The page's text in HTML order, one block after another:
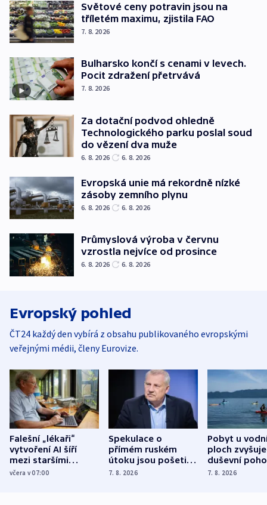
Světové ceny potravin jsou na
tříletém maximu, zjistila FAO
7. 8. 2026
Bulharsko končí s cenami v levech.
Pocit zdražení přetrvává
7. 8. 2026
Za dotační podvod ohledně
Technologického parku poslal soud
do vězení dva muže
6. 8. 2026 6. 8. 2026
Evropská unie má rekordně nízké
zásoby zemního plynu
6. 8. 2026 6. 8. 2026
Průmyslová výroba v červnu
vzrostla nejvíce od prosince
6. 8. 2026 6. 8. 2026
Evropský pohled
ČT24 každý den vybírá z obsahu publikovaného evropskými
veřejnými médii, členy Eurovize.
Falešní „lékaři“
vytvoření AI šíří
mezi staršími
Poláky nebezpečné
včera v 07:00
Spekulace o
přímém ruském
útoku jsou pošetilé,
míní estonský
7. 8. 2026
Pobyt u
ploch zvyšuje
duševní
ukázala
7. 8. 2026